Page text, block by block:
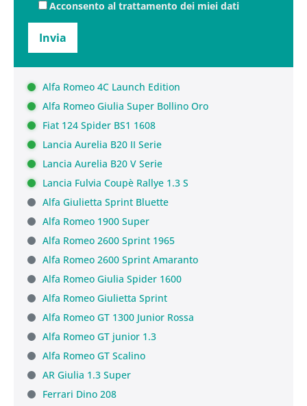
Acconsento al trattamento dei miei dati
Alfa Romeo 4C Launch Edition
Alfa Romeo Giulia Super Bollino Oro
Fiat 124 Spider BS1 1608
Lancia Aurelia B20 II Serie
Lancia Aurelia B20 V Serie
Lancia Fulvia Coupè Rallye 1.3 S
Alfa Giulietta Sprint Bluette
Alfa Romeo 1900 Super
Alfa Romeo 2600 Sprint 1965
Alfa Romeo 2600 Sprint Amaranto
Alfa Romeo Giulia Spider 1600
Alfa Romeo Giulietta Sprint
Alfa Romeo GT 1300 Junior Rossa
Alfa Romeo GT junior 1.3
Alfa Romeo GT Scalino
AR Giulia 1.3 Super
Ferrari Dino 208